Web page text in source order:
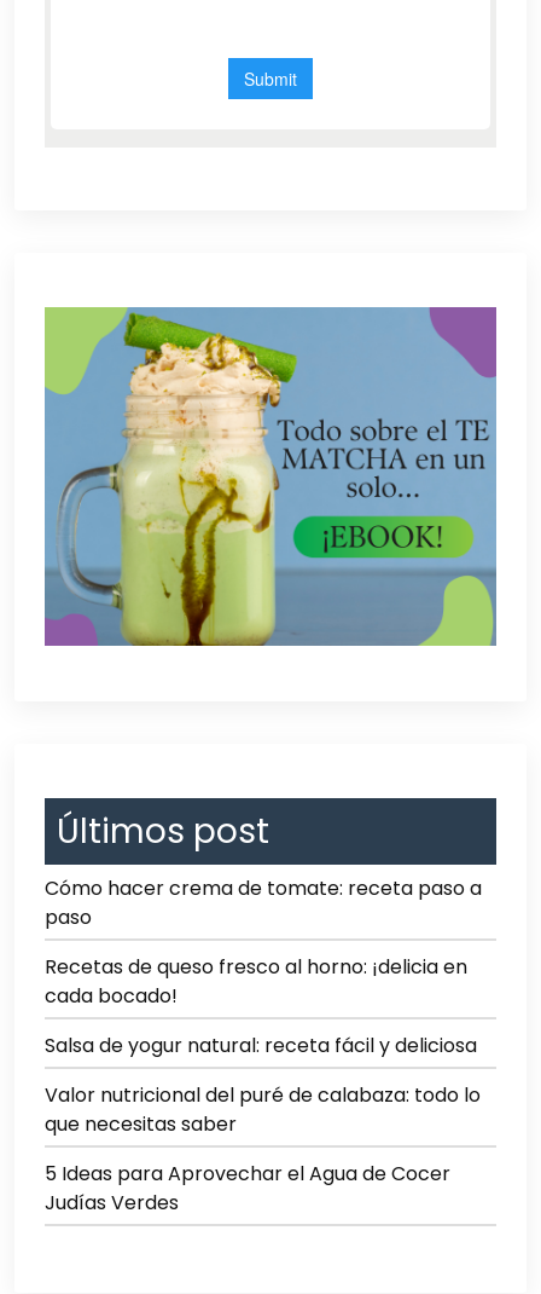
Últimos post
Cómo hacer crema de tomate: receta paso a
paso
Recetas de queso fresco al horno: ¡delicia en
cada bocado!
Salsa de yogur natural: receta fácil y deliciosa
Valor nutricional del puré de calabaza: todo lo
que necesitas saber
5 Ideas para Aprovechar el Agua de Cocer
Judías Verdes